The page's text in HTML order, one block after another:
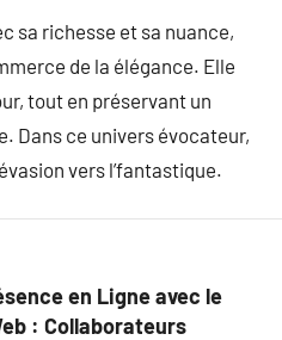
sa richesse et sa nuance,
de la élégance. Elle
tout en préservant un
Dans ce univers évocateur,
vers l’fantastique.
en Ligne avec le
: Collaborateurs